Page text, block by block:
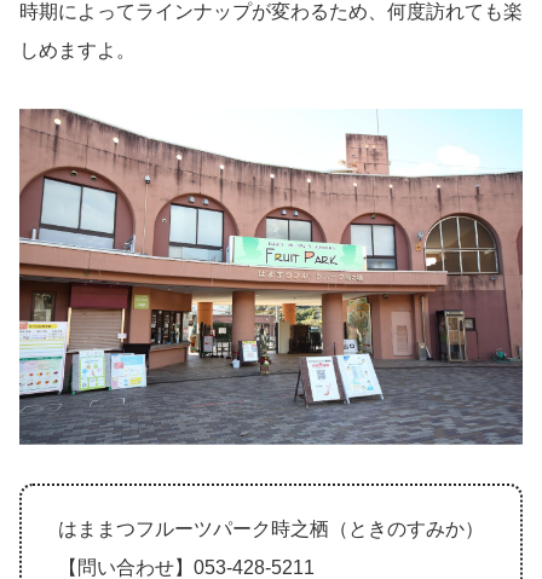
時期によってラインナップが変わるため、何度訪れても楽
しめますよ。
はままつフルーツパーク時之栖（ときのすみか）
【問い合わせ】053-428-5211